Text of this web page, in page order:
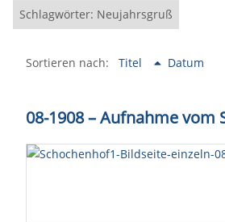
Schlagwörter: Neujahrsgruß
Sortieren nach: Titel Datum
08-1908 – Aufnahme vom